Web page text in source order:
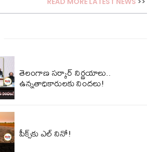
తెలంగాణ సర్కార్ నిర్ణయాలు..
ఉన్నతాధికారులకు నిందలు!
పీక్స్‌కు ఎల్‌ నినో!